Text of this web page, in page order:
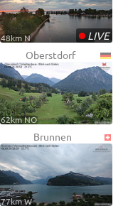
•LIVE
48km N
Oberstdorf
62km NO
Brunnen
77km W